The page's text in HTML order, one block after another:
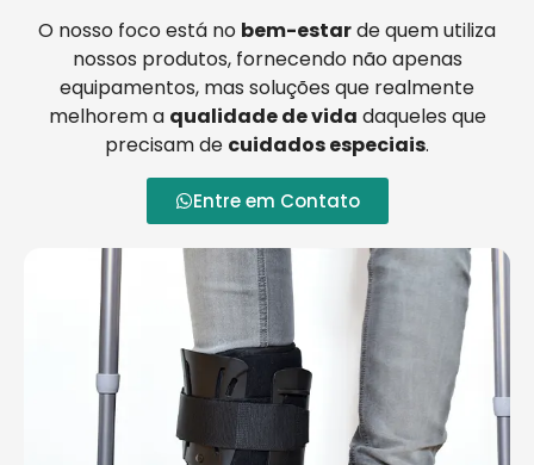
O nosso foco está no bem-estarde quem utiliza
nossos produtos, fornecendo não apenas
equipamentos, mas soluções que realmente
melhorem a qualidade de vida daqueles que
precisam de cuidados especiais.
Entre em Contato